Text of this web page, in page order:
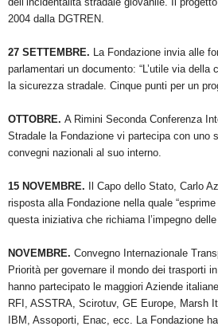
2004 dalla DGTREN.
27 SETTEMBRE. La Fondazione invia alle
parlamentari un documento: “L’utile via della
la sicurezza stradale. Cinque punti per un
OTTOBRE. A Rimini Seconda Conferenza
Stradale la Fondazione vi partecipa con uno
convegni nazionali al suo interno.
15 NOVEMBRE.
Il Capo dello Stato, Carlo
risposta alla Fondazione nella quale
questa iniziativa che richiama l’impegno
NOVEMBRE. Convegno Internazionale
Priorità per governare il mondo dei trasporti
hanno partecipato le maggiori Aziende
RFI, ASSTRA, Scirotuv, GE Europe, Marsh
IBM, Assoporti, Enac, ecc. La Fondazione